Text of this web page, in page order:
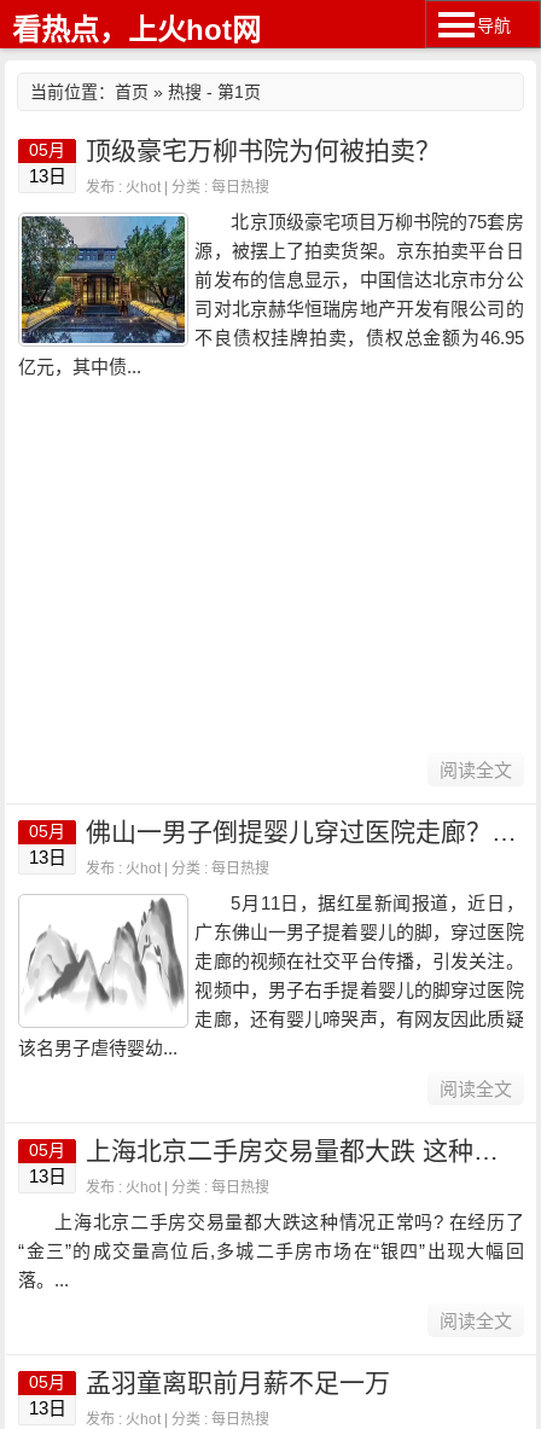
导航
看热点，上火hot网
当前位置：首页 » 热搜 - 第1页
05月
13日
顶级豪宅万柳书院为何被拍卖？
发布 : 火hot | 分类 :每日热搜
北京顶级豪宅项目万柳书院的75套房
源，被摆上了拍卖货架。京东拍卖平台日
前发布的信息显示，中国信达北京市分公
司对北京赫华恒瑞房地产开发有限公司的
不良债权挂牌拍卖，债权总金额为46.95
亿元，其中债...
阅读全文
05月
13日
佛山一男子倒提婴儿穿过医院走廊？医院回应：已报警！
发布 : 火hot | 分类 :每日热搜
5月11日，据红星新闻报道，近日，
广东佛山一男子提着婴儿的脚，穿过医院
走廊的视频在社交平台传播，引发关注。
视频中，男子右手提着婴儿的脚穿过医院
走廊，还有婴儿啼哭声，有网友因此质疑
该名男子虐待婴幼...
阅读全文
05月
13日
上海北京二手房交易量都大跌 这种情况正常吗?
发布 : 火hot | 分类 :每日热搜
上海北京二手房交易量都大跌这种情况正常吗? 在经历了
“金三”的成交量高位后,多城二手房市场在“银四”出现大幅回
落。...
阅读全文
05月
13日
孟羽童离职前月薪不足一万
发布 : 火hot | 分类 :每日热搜